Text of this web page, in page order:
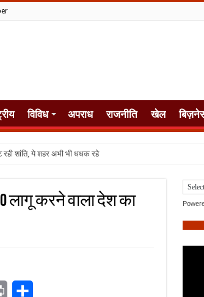
विविध अपराध राजनीति खेल
लागू करने वाला देश का
Print